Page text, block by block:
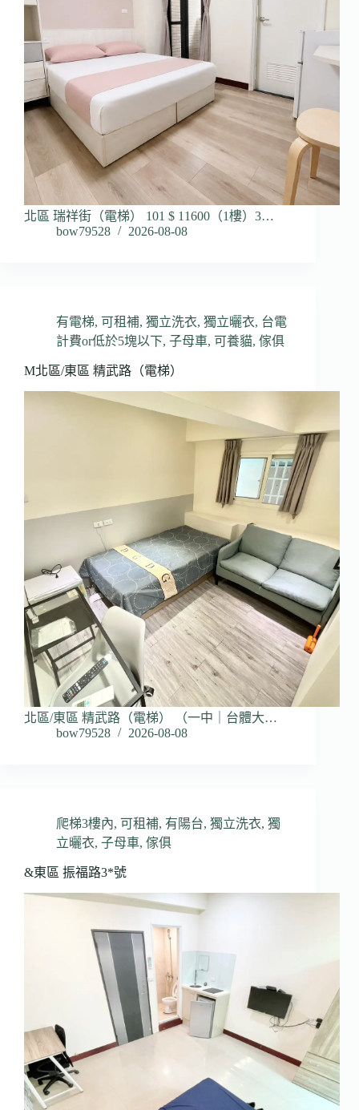
北區 瑞祥街（電梯） 101 $ 11600（1樓）3…
bow79528
2026-08-08
有電梯, 可租補, 獨立洗衣, 獨立曬衣, 台電
計費or低於5塊以下, 子母車, 可養貓, 傢俱
M北區/東區 精武路（電梯）
北區/東區 精武路（電梯） （一中｜台體大…
bow79528
2026-08-08
爬梯3樓內, 可租補, 有陽台, 獨立洗衣, 獨
立曬衣, 子母車, 傢俱
&東區 振福路3*號